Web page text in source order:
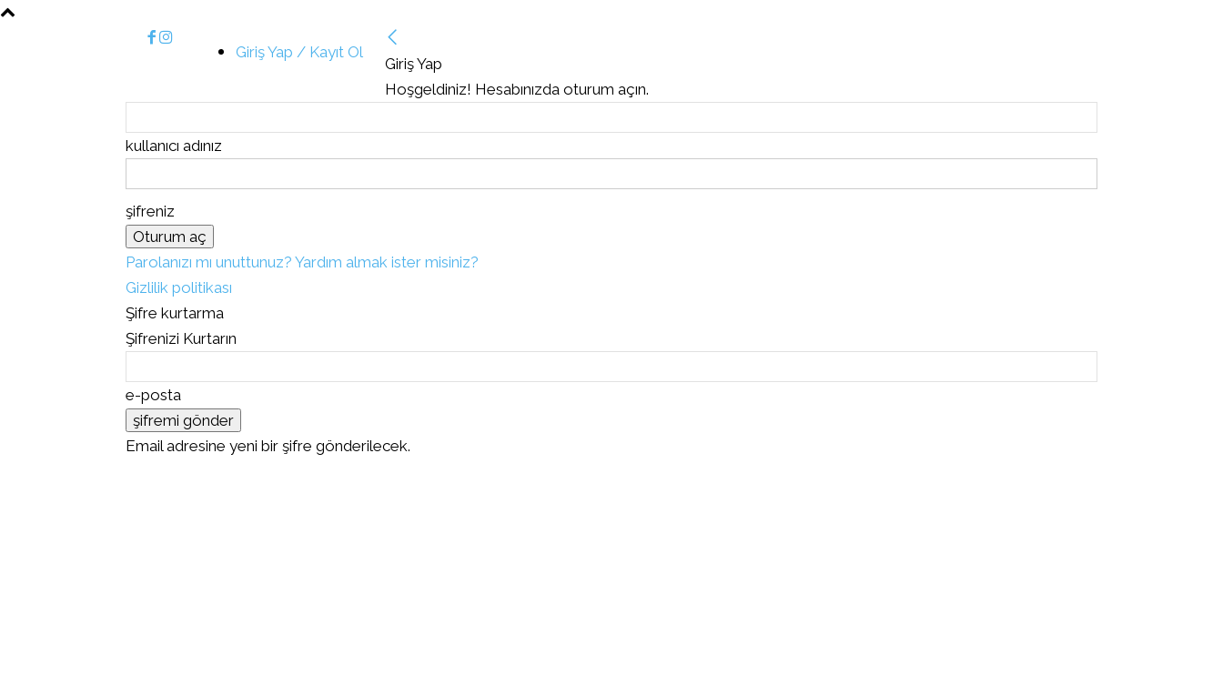
Giriş Yap / Kayıt Ol
Giriş Yap
Hoşgeldiniz! Hesabınızda oturum açın.
kullanıcı adınız
şifreniz
Parolanızı mı unuttunuz? Yardım almak ister misiniz?
Gizlilik politikası
Şifre kurtarma
Şifrenizi Kurtarın
e-posta
Email adresine yeni bir şifre gönderilecek.